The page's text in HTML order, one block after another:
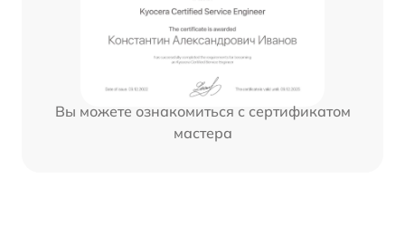
Вы можете ознакомиться с сертификатом
мастера